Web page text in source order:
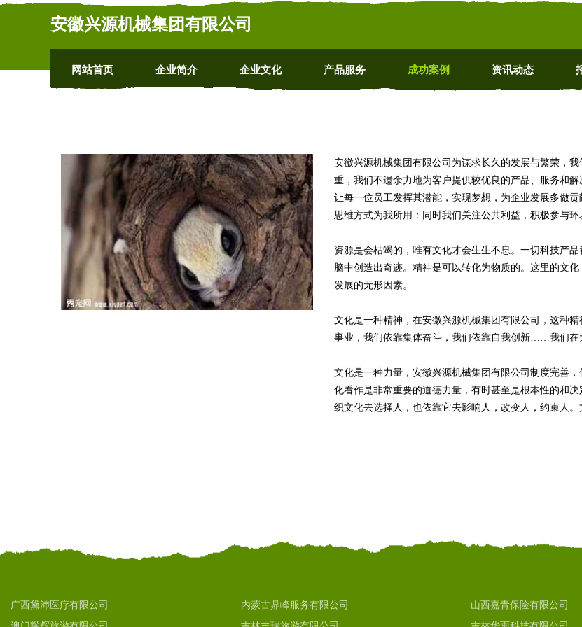
安徽兴源机械集团有限公司
网站首页 企业简介 企业文化 产品服务 成功案例 资讯动态
安徽兴源机械集团有限公司为谋求长久的发展与繁荣，
重，我们不遗余力地为客户提供较优良的产品、服务和
让每一位员工发挥其潜能，实现梦想，为企业发展多做
思维方式为我所用：同时我们关注公共利益，积极参与环
资源是会枯竭的，唯有文化才会生生不息。一切科技产
脑中创造出奇迹。精神是可以转化为物质的。这里的文
发展的无形因素。
文化是一种精神，在安徽兴源机械集团有限公司，这种
事业，我们依靠集体奋斗，我们依靠自我创新……我们
文化是一种力量，安徽兴源机械集团有限公司制度完善
化看作是非常重要的道德力量，有时甚至是根本性的和
织文化去选择人，也依靠它去影响人，改变人，约束人。
广西黛沛医疗有限公司 内蒙古鼎峰服务有限公司 山西嘉青保险有限公司